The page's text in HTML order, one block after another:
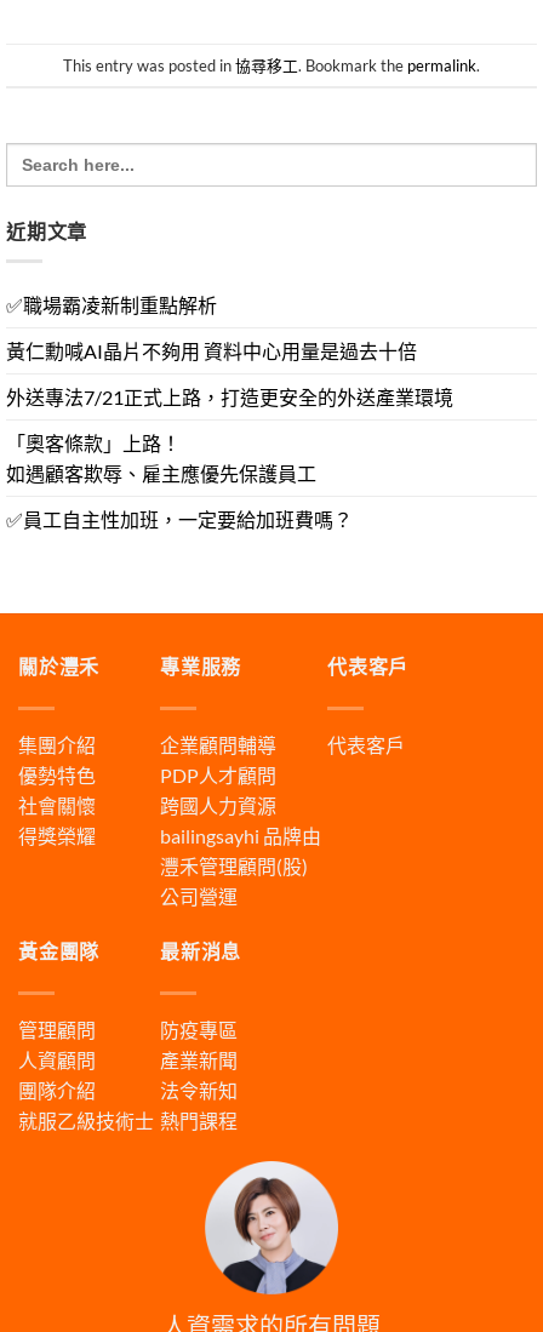
This entry was posted in協尋移工. Bookmark the permalink.
Search
for:
近期文章
✅職場霸凌新制重點解析
黃仁勳喊AI晶片不夠用 資料中心用量是過去十倍
外送專法7/21正式上路，打造更安全的外送產業環境
「奧客條款」上路！
如遇顧客欺辱、雇主應優先保護員工
✅員工自主性加班，一定要給加班費嗎？
關於灃禾
集團介紹
優勢特色
社會關懷
得獎榮耀
專業服務
企業顧問輔導
PDP人才顧問
跨國人力資源
bailingsayhi 品牌由
灃禾管理顧問(股)
公司營運
代表客戶
代表客戶
黃金團隊
管理顧問
人資顧問
團隊介紹
就服乙級技術士
最新消息
防疫專區
產業新聞
法令新知
熱門課程
人資需求的所有問題